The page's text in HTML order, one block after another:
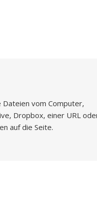
Dateien vom Computer,
Dropbox, einer URL
auf die Seite.